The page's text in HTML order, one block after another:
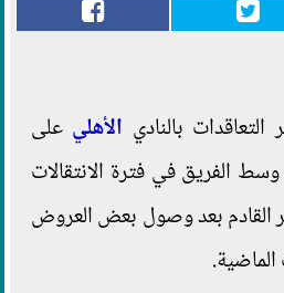
التعاقدات بالنادي الأهلي على
الفريق في فترة الانتقالات
القادم بعد وصول بعض العروض